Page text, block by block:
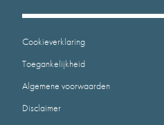
Cookieverklaring
Toegankelijkheid
Algemene voorwaarden
Disclaimer